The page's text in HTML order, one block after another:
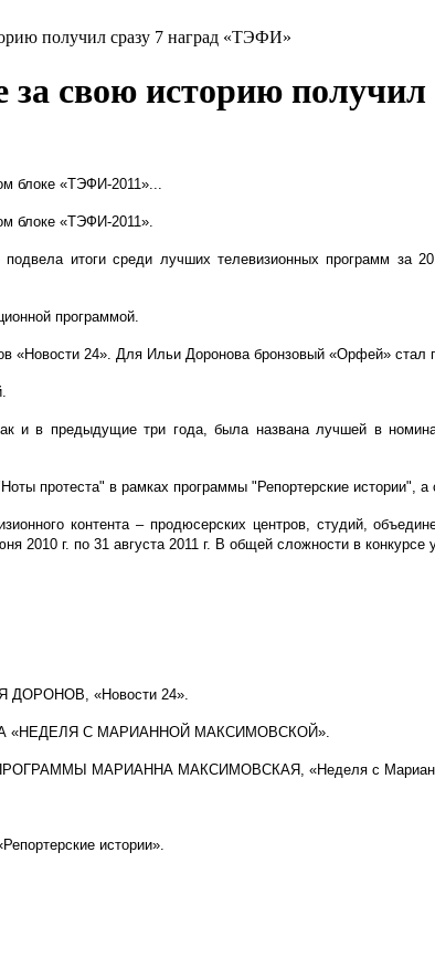
получил сразу 7 наград «ТЭФИ»
свою историю
блоке «ТЭФИ-2011»...
блоке «ТЭФИ-2011».
итоги среди лучших телевизионных программ за
программой.
24». Для Ильи Доронова бронзовый «Орфей» стал
и в предыдущие три года, была названа лучшей в
протеста" в рамках программы "Репортерские истории",
контента – продюсерских центров, студий,
г. по 31 августа 2011 г. В общей сложности в конкурсе
«Новости 24».
«НЕДЕЛЯ С МАРИАННОЙ МАКСИМОВСКОЙ».
МАРИАННА МАКСИМОВСКАЯ, «Неделя с
истории».